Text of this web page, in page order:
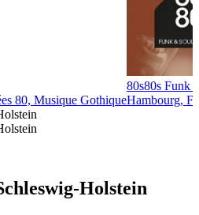
80, Musique Gothique
80s80s Funk
Hambourg,
Holstein